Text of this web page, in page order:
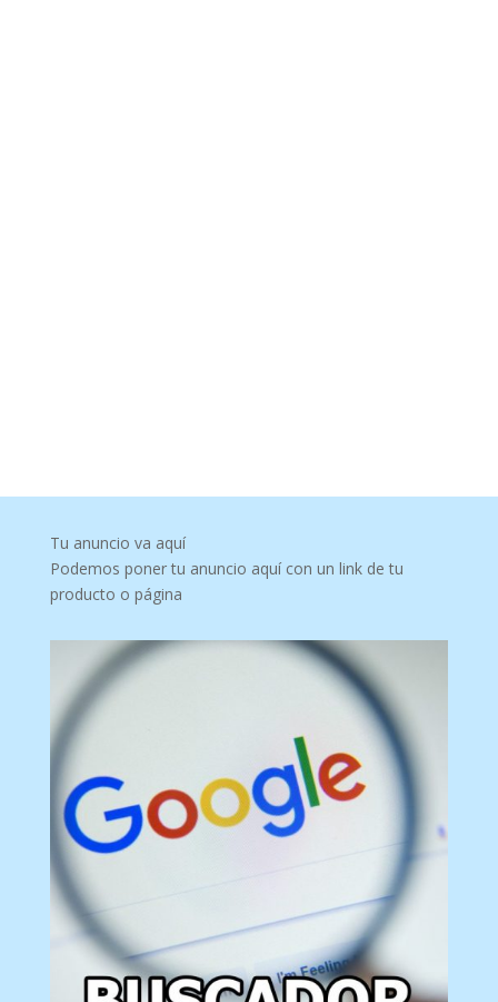
Tu anuncio va aquí
Podemos poner tu anuncio aquí con un link de tu
producto o página